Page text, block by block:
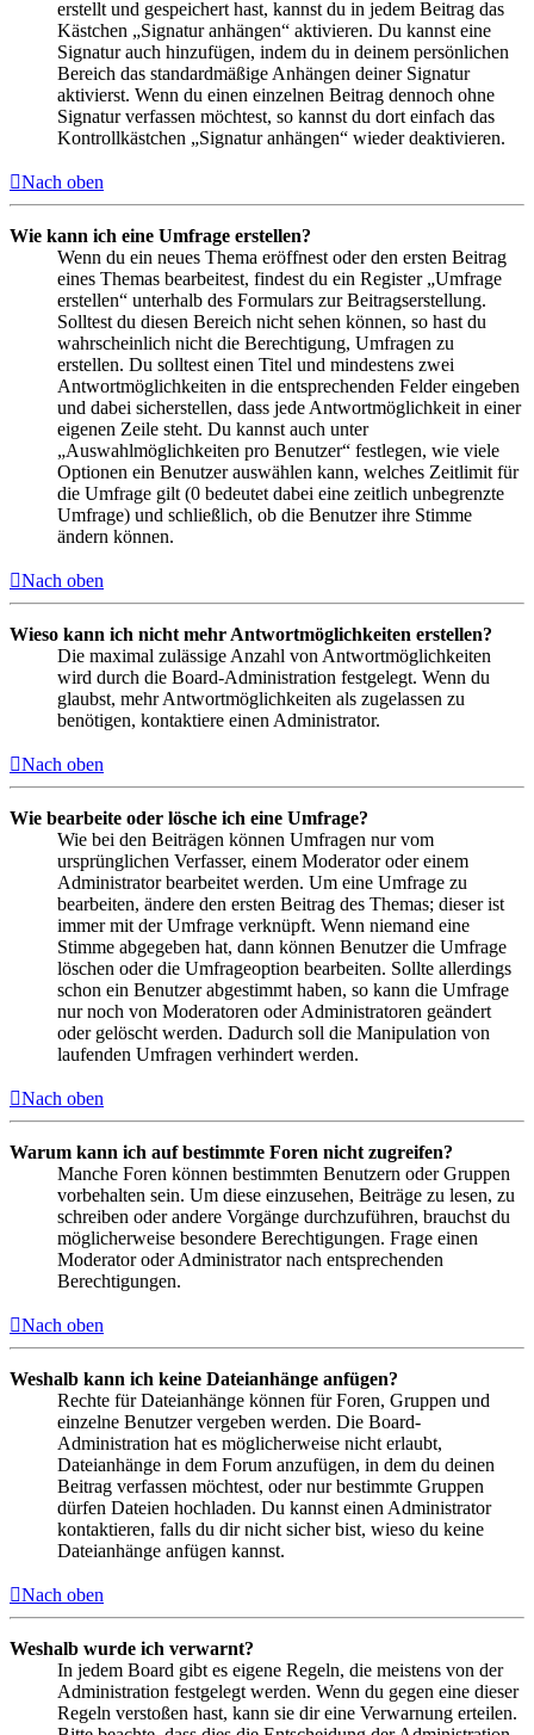
erstellt und gespeichert hast, kannst du in jedem Beitrag das
Kästchen „Signatur anhängen“ aktivieren. Du kannst eine
Signatur auch hinzufügen, indem du in deinem persönlichen
Bereich das standardmäßige Anhängen deiner Signatur
aktivierst. Wenn du einen einzelnen Beitrag dennoch ohne
Signatur verfassen möchtest, so kannst du dort einfach das
Kontrollkästchen „Signatur anhängen“ wieder deaktivieren.
Nach oben
Wie kann ich eine Umfrage erstellen?
Wenn du ein neues Thema eröffnest oder den ersten Beitrag
eines Themas bearbeitest, findest du ein Register „Umfrage
erstellen“ unterhalb des Formulars zur Beitragserstellung.
Solltest du diesen Bereich nicht sehen können, so hast du
wahrscheinlich nicht die Berechtigung, Umfragen zu
erstellen. Du solltest einen Titel und mindestens zwei
Antwortmöglichkeiten in die entsprechenden Felder eingeben
und dabei sicherstellen, dass jede Antwortmöglichkeit in einer
eigenen Zeile steht. Du kannst auch unter
„Auswahlmöglichkeiten pro Benutzer“ festlegen, wie viele
Optionen ein Benutzer auswählen kann, welches Zeitlimit für
die Umfrage gilt (0 bedeutet dabei eine zeitlich unbegrenzte
Umfrage) und schließlich, ob die Benutzer ihre Stimme
ändern können.
Nach oben
Wieso kann ich nicht mehr Antwortmöglichkeiten erstellen?
Die maximal zulässige Anzahl von Antwortmöglichkeiten
wird durch die Board-Administration festgelegt. Wenn du
glaubst, mehr Antwortmöglichkeiten als zugelassen zu
benötigen, kontaktiere einen Administrator.
Nach oben
Wie bearbeite oder lösche ich eine Umfrage?
Wie bei den Beiträgen können Umfragen nur vom
ursprünglichen Verfasser, einem Moderator oder einem
Administrator bearbeitet werden. Um eine Umfrage zu
bearbeiten, ändere den ersten Beitrag des Themas; dieser ist
immer mit der Umfrage verknüpft. Wenn niemand eine
Stimme abgegeben hat, dann können Benutzer die Umfrage
löschen oder die Umfrageoption bearbeiten. Sollte allerdings
schon ein Benutzer abgestimmt haben, so kann die Umfrage
nur noch von Moderatoren oder Administratoren geändert
oder gelöscht werden. Dadurch soll die Manipulation von
laufenden Umfragen verhindert werden.
Nach oben
Warum kann ich auf bestimmte Foren nicht zugreifen?
Manche Foren können bestimmten Benutzern oder Gruppen
vorbehalten sein. Um diese einzusehen, Beiträge zu lesen, zu
schreiben oder andere Vorgänge durchzuführen, brauchst du
möglicherweise besondere Berechtigungen. Frage einen
Moderator oder Administrator nach entsprechenden
Berechtigungen.
Nach oben
Weshalb kann ich keine Dateianhänge anfügen?
Rechte für Dateianhänge können für Foren, Gruppen und
einzelne Benutzer vergeben werden. Die Board-
Administration hat es möglicherweise nicht erlaubt,
Dateianhänge in dem Forum anzufügen, in dem du deinen
Beitrag verfassen möchtest, oder nur bestimmte Gruppen
dürfen Dateien hochladen. Du kannst einen Administrator
kontaktieren, falls du dir nicht sicher bist, wieso du keine
Dateianhänge anfügen kannst.
Nach oben
Weshalb wurde ich verwarnt?
In jedem Board gibt es eigene Regeln, die meistens von der
Administration festgelegt werden. Wenn du gegen eine dieser
Regeln verstoßen hast, kann sie dir eine Verwarnung erteilen.